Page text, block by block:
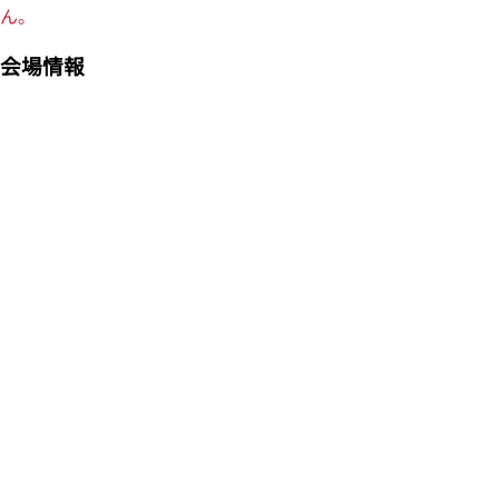
ん。
会場情報